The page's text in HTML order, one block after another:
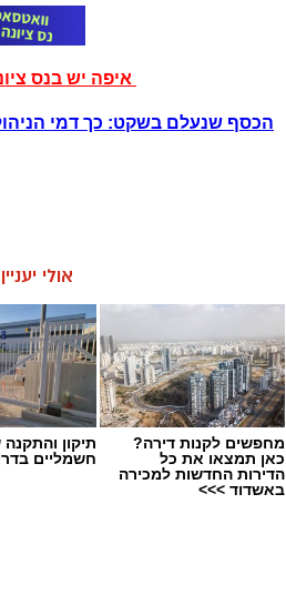
איפה יש בנס
הכסף שנעלם בשקט: כך דמי
אולי
מחפשים לקנות דירה?
כאן תמצאו את כל
הדירות החדשות למכירה
באשדוד >>>
תיקון
חשמליים